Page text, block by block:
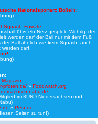
Nationalsportart: Boßeln:
Squash: Fuwate
über ein Netz gespielt. Wichtig: der
werden darf der Ball nur mit dem Fuß
Ball ähnlich wie beim Squash, auch
werden darf.
Magazin
pfoten.de/» Foodwatch.org
im BUND-Niedersachsen und
» Peta.de
Seiten zu tun!)